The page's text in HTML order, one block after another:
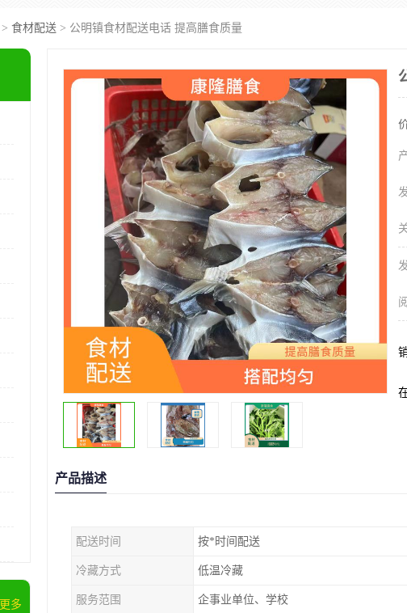
> 食材配送 > 公明镇食材配送电话 提高膳食质量
更多
产品描述
配送时间 按*时间配送
冷藏方式 低温冷藏
服务范围 企事业单位、学校